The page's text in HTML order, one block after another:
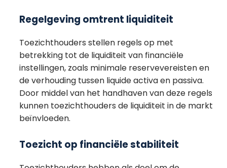
Regelgeving omtrent liquiditeit
Toezichthouders stellen regels op met
betrekking tot de liquiditeit van financiële
instellingen, zoals minimale reservevereisten en
de verhouding tussen liquide activa en passiva.
Door middel van het handhaven van deze regels
kunnen toezichthouders de liquiditeit in de markt
beïnvloeden.
Toezicht op financiële stabiliteit